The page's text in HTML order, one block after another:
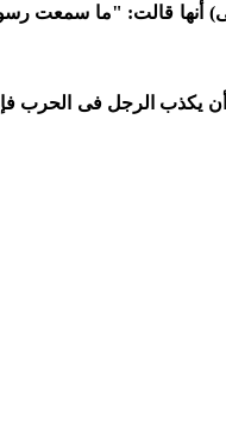
- المجلد 4 صفحة 284 -287. عن أم
يكذب الرجل فى الحرب